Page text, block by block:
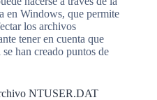
en Windows, que permite
los archivos
tener en cuenta que
han creado puntos de
NTUSER.DAT